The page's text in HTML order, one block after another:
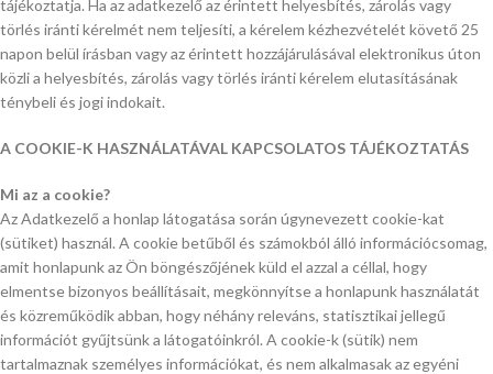
tájékoztatja. Ha az adatkezelő az érintett helyesbítés, zárolás vagy
törlés iránti kérelmét nem teljesíti, a kérelem kézhezvételét követő 25
napon belül írásban vagy az érintett hozzájárulásával elektronikus úton
közli a helyesbítés, zárolás vagy törlés iránti kérelem elutasításának
ténybeli és jogi indokait.
A COOKIE-K HASZNÁLATÁVAL KAPCSOLATOS TÁJÉKOZTATÁS
Mi az a cookie?
Az Adatkezelő a honlap látogatása során úgynevezett cookie-kat
(sütiket) használ. A cookie betűből és számokból álló információcsomag,
amit honlapunk az Ön böngészőjének küld el azzal a céllal, hogy
elmentse bizonyos beállításait, megkönnyítse a honlapunk használatát
és közreműködik abban, hogy néhány releváns, statisztikai jellegű
információt gyűjtsünk a látogatóinkról. A cookie-k (sütik) nem
tartalmaznak személyes információkat, és nem alkalmasak az egyéni